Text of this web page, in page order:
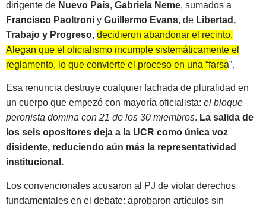
dirigente de Nuevo País, Gabriela Neme, sumados a
Francisco Paoltroni y Guillermo Evans, de Libertad,
Trabajo y Progreso, decidieron abandonar el recinto.
Alegan que el oficialismo incumple sistemáticamente el
reglamento, lo que convierte el proceso en una “farsa”.
Esa renuncia destruye cualquier fachada de pluralidad en
un cuerpo que empezó con mayoría oficialista: el bloque
peronista domina con 21 de los 30 miembros. La salida de
los seis opositores deja a la UCR como única voz
disidente, reduciendo aún más la representatividad
institucional.
Los convencionales acusaron al PJ de violar derechos
fundamentales en el debate: aprobaron artículos sin